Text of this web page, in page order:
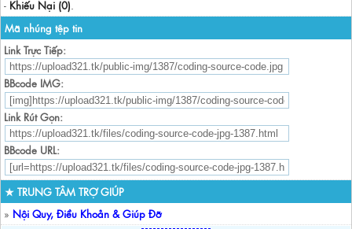
- Khiếu Nại (0).
Mã nhúng tệp tin
Link Trực Tiếp:
BBcode IMG:
Link Rút Gọn:
BBcode URL:
★ TRUNG TÂM TRỢ GIÚP
» Nội Quy, Điều Khoản & Giúp Đỡ